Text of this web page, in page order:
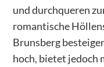
und durchqueren
romantische
Brunsberg
hoch, bietet jedoch